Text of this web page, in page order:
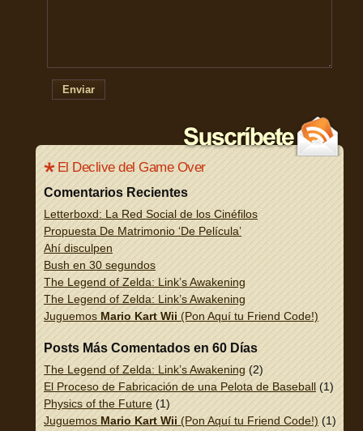
Enviar
El Declive del Game Over
Comentarios Recientes
Letterboxd: La Red Social de los Cinéfilos
Propuesta De Matrimonio ‘De Película’
Ahí disculpen
Bush en 30 segundos
The Legend of Zelda: Link’s Awakening
The Legend of Zelda: Link’s Awakening
Juguemos Mario Kart Wii (Pon Aquí tu Friend Code!)
Posts Más Comentados en 60 Días
The Legend of Zelda: Link’s Awakening (2)
El Proceso de Fabricación de una Pelota de Baseball (1)
Physics of the Future (1)
Juguemos Mario Kart Wii (Pon Aquí tu Friend Code!) (1)